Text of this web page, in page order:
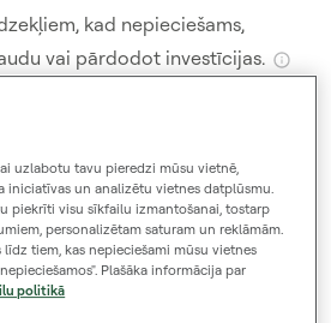
kad nepieciešams,
vai pārdodot investīcijas.
50 €, ar zemām un pārredzamām
licencēts
700 000 reģistrētu lietotāju un
uzlabotu tavu pieredzi mūsu vietnē,
iniciatīvas un analizētu vietnes datplūsmu.
piekrīti visu sīkfailu izmantošanai, tostarp
personalizētam saturam un reklāmām.
tiem, kas nepieciešami mūsu vietnes
Plašāka informācija par
politikā